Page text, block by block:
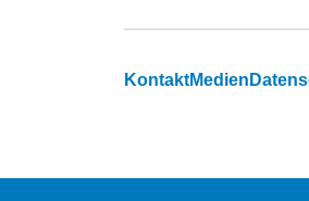
Footer
KontaktMedien